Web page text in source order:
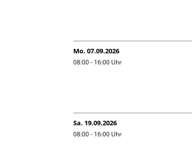
Mo. 07.09.2026
08:00 - 16:00 Uhr
Sa. 19.09.2026
08:00 - 16:00 Uhr